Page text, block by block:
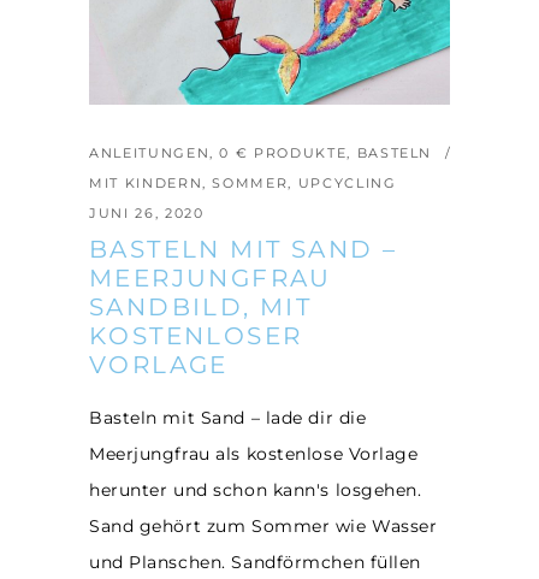
ANLEITUNGEN,0 € PRODUKTE, BASTELN
MIT KINDERN,SOMMER, UPCYCLING
JUNI 26, 2020
BASTELN MIT SAND –
MEERJUNGFRAU
SANDBILD, MIT
KOSTENLOSER
VORLAGE
Basteln mit Sand – lade dir die
Meerjungfrau als kostenlose Vorlage
herunter und schon kann's losgehen.
Sand gehört zum Sommer wie Wasser
und Planschen. Sandförmchen füllen